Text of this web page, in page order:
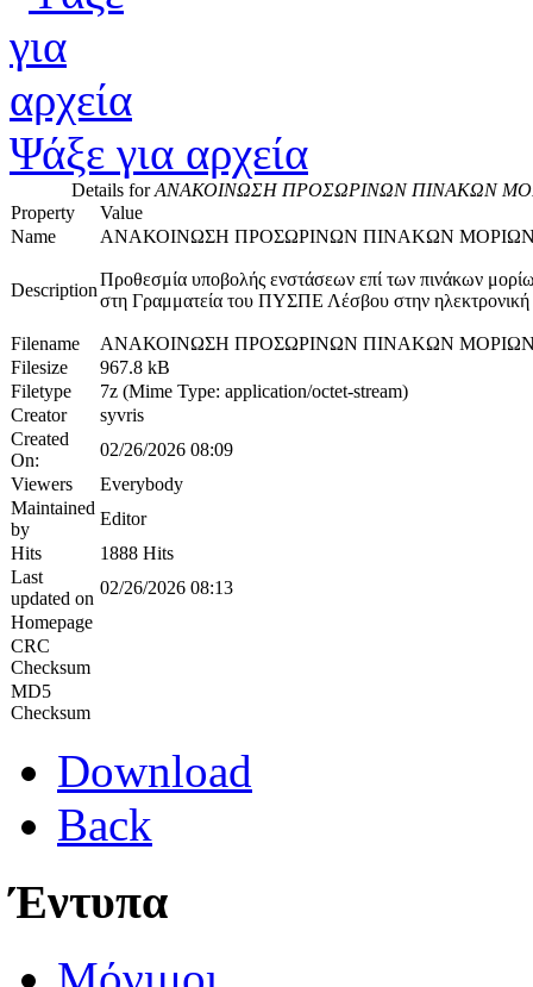
Ψάξε για αρχεία
Details forΑΝΑΚΟΙΝΩΣΗ ΠΡΟΣΩΡΙΝΩΝ ΠΙΝΑΚΩΝ
Property
Value
Name
ΑΝΑΚΟΙΝΩΣΗ ΠΡΟΣΩΡΙΝΩΝ ΠΙΝΑΚΩΝ ΜΟΡΙΩΝ
Description
Προθεσμία υποβολής ενστάσεων επί των πινάκων
στη Γραμματεία του ΠΥΣΠΕ Λέσβου στην
Filename
ΑΝΑΚΟΙΝΩΣΗ ΠΡΟΣΩΡΙΝΩΝ ΠΙΝΑΚΩΝ ΜΟΡΙΩΝ
Filesize
967.8 kB
Filetype
7z (Mime Type: application/octet-stream)
Creator
syvris
Created
On:
02/26/2026 08:09
Viewers
Everybody
Maintained
by
Editor
Hits
1888 Hits
Last
updated on
02/26/2026 08:13
Homepage
CRC
Checksum
MD5
Checksum
Download
Back
Έντυπα